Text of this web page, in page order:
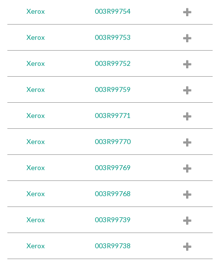
Xerox 003R99754
Xerox 003R99753
Xerox 003R99752
Xerox 003R99759
Xerox 003R99771
Xerox 003R99770
Xerox 003R99769
Xerox 003R99768
Xerox 003R99739
Xerox 003R99738